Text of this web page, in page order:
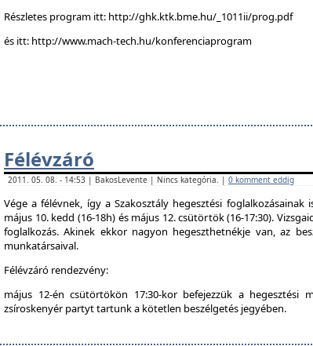
Részletes program itt: http://ghk.ktk.bme.hu/_1011ii/prog.pdf
és itt: http://www.mach-tech.hu/konferenciaprogram
Félévzáró
2011. 05. 08. - 14:53 | BakosLevente | Nincs kategória. | 0 komment eddig
Vége a félévnek, így a Szakosztály hegesztési foglalkozásainak
május 10. kedd (16-18h) és május 12. csütörtök (16-17:30).
foglalkozás. Akinek ekkor nagyon hegeszthetnékje van, az
munkatársaival.
Félévzáró rendezvény:
május 12-én csütörtökön 17:30-kor befejezzük a hegesztési
zsíroskenyér partyt tartunk a kötetlen beszélgetés jegyében.